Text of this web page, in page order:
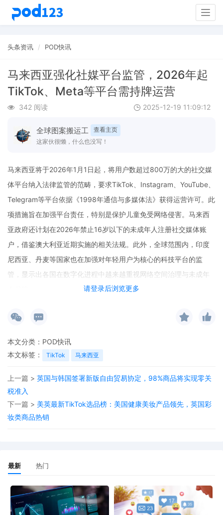
头条资讯 POD快讯
马来西亚强化社媒平台监管，2026年起
TikTok、Meta等平台需持牌运营
342 阅读 2025-12-19 11:09:12
全球图案搬运工
查看主页
这家伙很懒，什么也没写！
请登录后浏览更多
马来西亚将于2026年1月1日起，将用户数超过800万的大的社交媒
体平台纳入法律监管的范畴，要求TikTok、Instagram、YouTube、
Telegram等平台依据《1998年通信与多媒体法》获得运营许可。此
项措施旨在加强平台责任，特别是保护儿童免受网络侵害。马来西
亚政府还计划在2026年禁止16岁以下的未成年人注册社交媒体账
户，借鉴澳大利亚近期实施的相关法规。此外，全球范围内，印度
尼西亚、丹麦等国家也在加强对年轻用户为核心的科技平台的监
管，显示出各国在数字化进程中越来越重视网络空间治理与未成年
本文分类： POD快讯
本文标签：
TikTok 马来西亚
上一篇 > 英国与韩国签署新版自由贸易协定，98%商品将实现零关
税准入
下一篇 > 美英最新TikTok选品榜：美国健康美妆产品领先，英国彩
妆类商品热销
最新 热门